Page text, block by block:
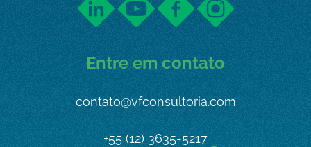
Entre em contato
contato@vfconsultoria.com
+55 (12) 3635-5217